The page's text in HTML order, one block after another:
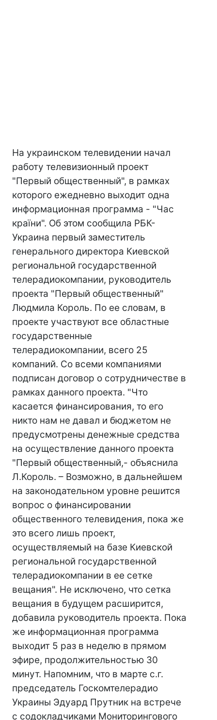
На украинском телевидении начал
работу телевизионный проект
"Первый общественный", в рамках
которого ежедневно выходит одна
информационная программа - "Час
країни". Об этом сообщила РБК-
Украина первый заместитель
генерального директора Киевской
региональной государственной
телерадиокомпании, руководитель
проекта "Первый общественный"
Людмила Король. По ее словам, в
проекте участвуют все областные
государственные
телерадиокомпании, всего 25
компаний. Со всеми компаниями
подписан договор о сотрудничестве в
рамках данного проекта. "Что
касается финансирования, то его
никто нам не давал и бюджетом не
предусмотрены денежные средства
на осуществление данного проекта
"Первый общественный,- объяснила
Л.Король. – Возможно, в дальнейшем
на законодательном уровне решится
вопрос о финансировании
общественного телевидения, пока же
это всего лишь проект,
осуществляемый на базе Киевской
региональной государственной
телерадиокомпании в ее сетке
вещания". Не исключено, что сетка
вещания в будущем расширится,
добавила руководитель проекта. Пока
же информационная программа
выходит 5 раз в неделю в прямом
эфире, продолжительностью 30
минут. Напомним, что в марте с.г.
председатель Госкомтелерадио
Украины Эдуард Прутник на встрече
с содокладчиками Мониторингового